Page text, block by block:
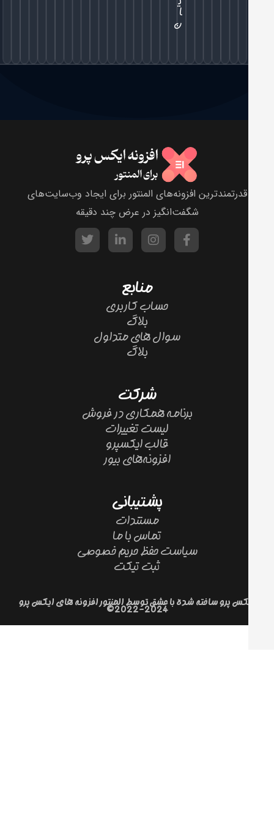
قدرتمندترین افزونه‌های المنتور برای ایجاد وب‌سایت‌های
شگفت‌انگیز در عرض چند دقیقه
منابع
حساب کاربری
سوال های متداول
شرکت
برنامه همکاری در فروش
لیست تغییرات
قالب ایکسپرو
افزونه‌های بیور
پشتیبانی
مستندات
تماس با ما
سیاست حفظ حریم خصوصی
ثبت تیکت
پرو ساخته شده با عشق توسط المنتور افزونه های ایکس پرو
2024-2022©